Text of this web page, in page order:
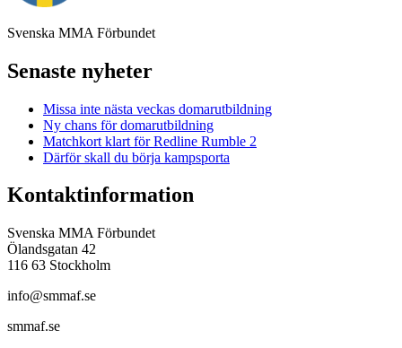
Svenska MMA Förbundet
Senaste nyheter
Missa inte nästa veckas domarutbildning
Ny chans för domarutbildning
Matchkort klart för Redline Rumble 2
Därför skall du börja kampsporta
Kontaktinformation
Svenska MMA Förbundet
Ölandsgatan 42
116 63 Stockholm
info@smmaf.se
smmaf.se